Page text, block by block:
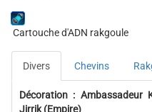
Cartouche d'ADN rakgoule
Divers Chevins
Décoration : Ambassadeur
Jirrik (Empire)